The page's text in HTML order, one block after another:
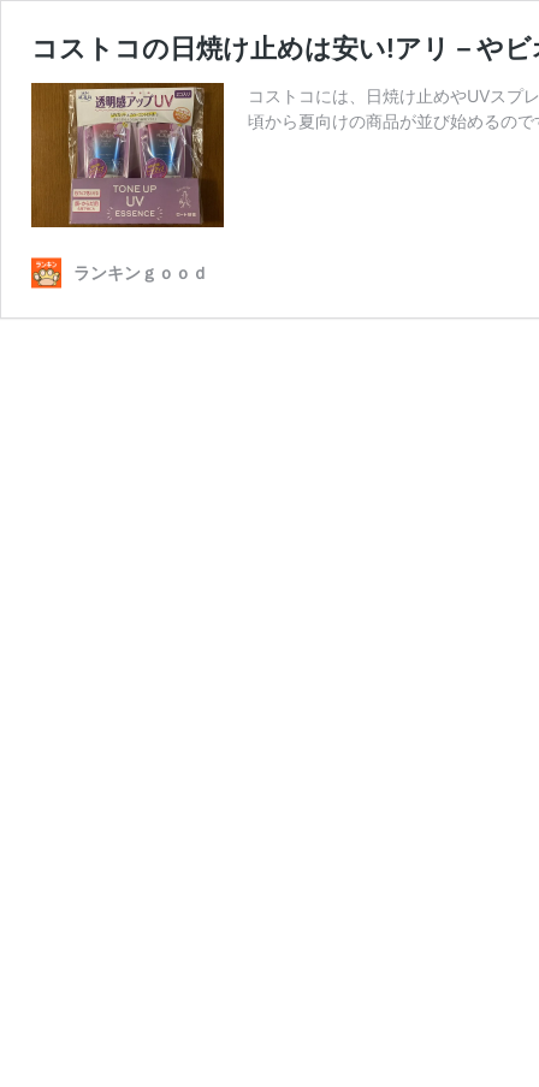
コストコの日焼け止めは安い!アリ－や
コストコには、日焼け止めやUVスプ
頃から夏向けの商品が並び始めるの
ランキンｇｏｏｄ